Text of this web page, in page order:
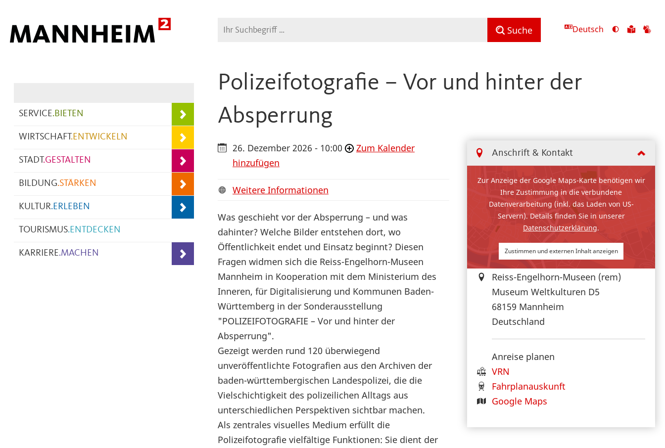
Suche Suche Deutsch
Ansicht
Zu
SERVICE.BIETEN
WIRTSCHAFT.ENTWICKELN
STADT.GESTALTEN
BILDUNG.STÄRKEN
KULTUR.ERLEBEN
TOURISMUS.ENTDECKEN
KARRIERE.MACHEN
Polizeifotografie – Vor und hinter der
Absperrung
Anschrift & Kontakt
Zur Anzeige der Google Maps-Karte benötigen wir
Ihre Zustimmung in die verbundene
Datenverarbeitung (inkl. das Laden von US-
Servern). Details finden Sie in unserer
Datenschutzerklärung.
Zustimmen und externen Inhalt anzeigen
Reiss-Engelhorn-Museen (rem)
Museum Weltkulturen D5
68159 Mannheim
Deutschland
Anreise planen
VRN
Fahrplanauskunft
Google Maps
26. Dezember 2026 - 10:00
Zum Kalender
hinzufügen
Weitere Informationen
Was geschieht vor der Absperrung – und was
dahinter? Welche Bilder entstehen dort, wo
Öffentlichkeit endet und Einsatz beginnt? Diesen
Fragen widmen sich die Reiss-Engelhorn-Museen
Mannheim in Kooperation mit dem Ministerium des
Inneren, für Digitalisierung und Kommunen Baden-
Württemberg in der Sonderausstellung
"POLIZEIFOTOGRAFIE – Vor und hinter der
Absperrung".
Gezeigt werden rund 120 überwiegend
unveröffentlichte Fotografien aus den Archiven der
baden-württembergischen Landespolizei, die die
Vielschichtigkeit des polizeilichen Alltags aus
unterschiedlichen Perspektiven sichtbar machen.
Als zentrales visuelles Medium erfüllt die
Polizeifotografie vielfältige Funktionen: Sie dient der